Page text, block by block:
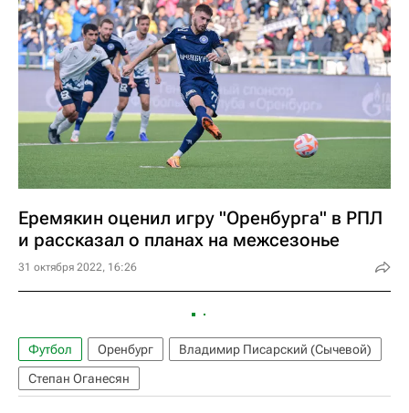
Еремякин оценил игру "Оренбурга" в РПЛ
и рассказал о планах на межсезонье
31 октября 2022, 16:26
Футбол Оренбург
Владимир Писарский (Сычевой)
Степан Оганесян